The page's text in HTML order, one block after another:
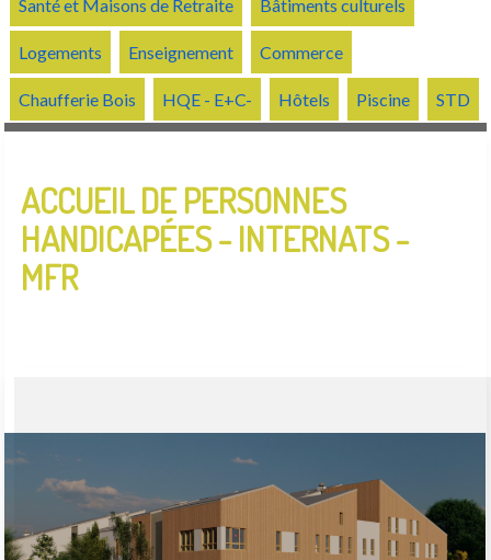
Santé et Maisons de Retraite
Cabinets Médicaux
Maison de retraite
Bâtiments culturels
Logements Enseignement Commerce
Petits commerces
Chaufferie Bois HQE - E+C- Hôtels Piscine STD
ACCUEIL DE PERSONNES
HANDICAPÉES - INTERNATS -
MFR